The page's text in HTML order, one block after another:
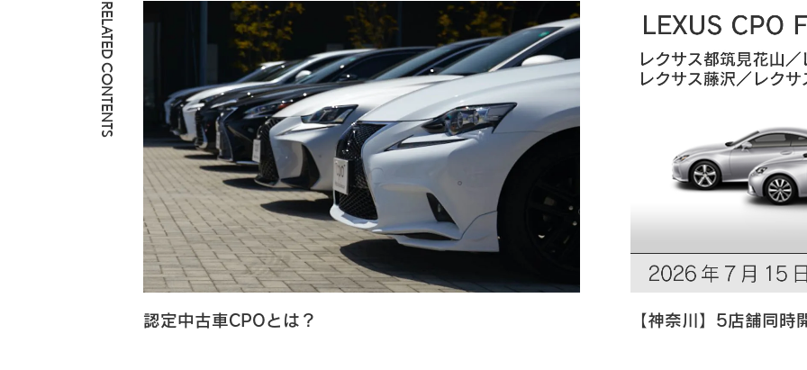
RELATED CONTENTS
認定中古車CPOとは？ 【神奈川】5店舗同時